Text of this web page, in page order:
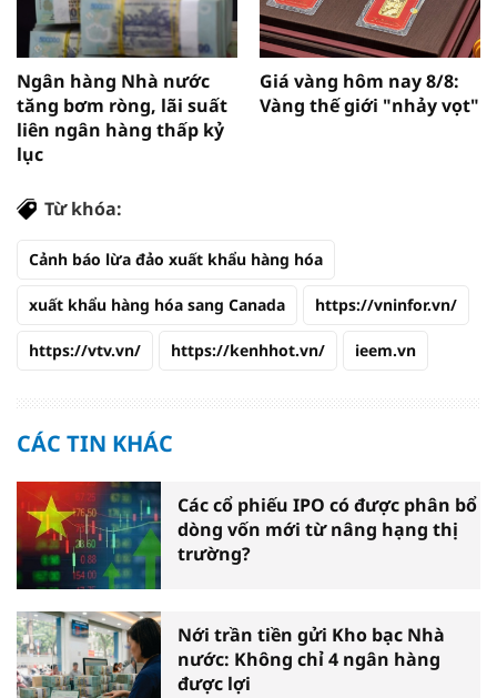
Ngân hàng Nhà nước
tăng bơm ròng, lãi suất
liên ngân hàng thấp kỷ
lục
Giá vàng hôm nay 8/8:
Vàng thế giới "nhảy vọt"
Từ khóa:
Cảnh báo lừa đảo xuất khẩu hàng hóa
xuất khẩu hàng hóa sang Canada https://vninfor.vn/
https://vtv.vn/ https://kenhhot.vn/ ieem.vn
CÁC TIN KHÁC
Các cổ phiếu IPO có được phân bổ
dòng vốn mới từ nâng hạng thị
trường?
Nới trần tiền gửi Kho bạc Nhà
nước: Không chỉ 4 ngân hàng
được lợi